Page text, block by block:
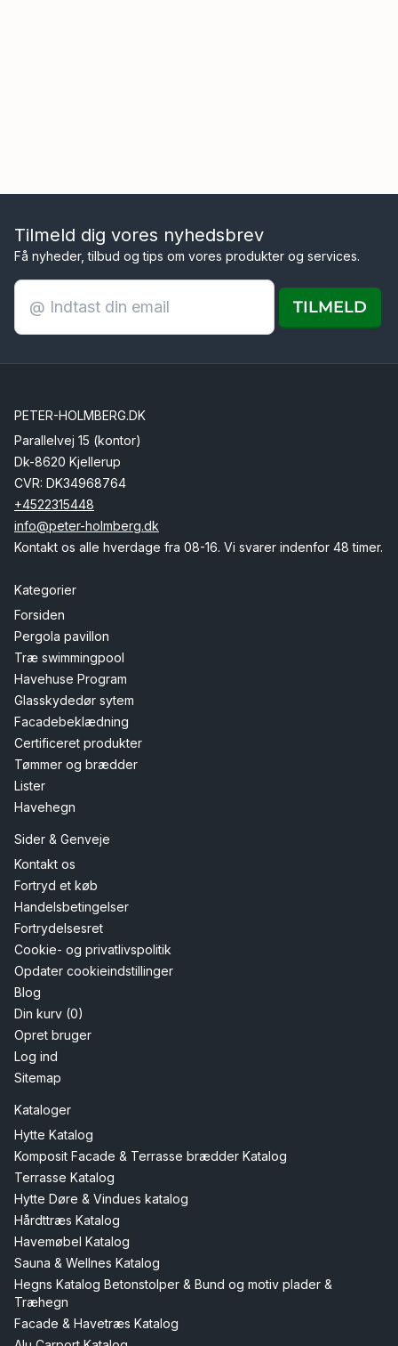
Tilmeld dig vores nyhedsbrev
Få nyheder, tilbud og tips om vores produkter og services.
TILMELD
PETER-HOLMBERG.DK
Parallelvej 15 (kontor)
Dk-8620 Kjellerup
CVR: DK34968764
+4522315448
info@peter-holmberg.dk
Kontakt os alle hverdage fra 08-16. Vi svarer indenfor 48 timer.
Kategorier
Forsiden
Pergola pavillon
Træ swimmingpool
Havehuse Program
Glasskydedør sytem
Facadebeklædning
Certificeret produkter
Tømmer og brædder
Lister
Havehegn
Sider & Genveje
Kontakt os
Fortryd et køb
Handelsbetingelser
Fortrydelsesret
Cookie- og privatlivspolitik
Opdater cookieindstillinger
Blog
Din kurv (0)
Opret bruger
Log ind
Sitemap
Kataloger
Hytte Katalog
Komposit Facade & Terrasse brædder Katalog
Terrasse Katalog
Hytte Døre & Vindues katalog
Hårdttræs Katalog
Havemøbel Katalog
Sauna & Wellnes Katalog
Hegns Katalog Betonstolper & Bund og motiv plader &
Træhegn
Facade & Havetræs Katalog